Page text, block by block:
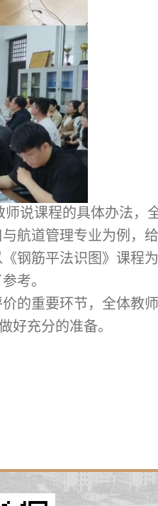
说课程的具体办法，
航道管理专业为例，
钢筋平法识图》课程
考。
的重要环节，全体教
好充分的准备。